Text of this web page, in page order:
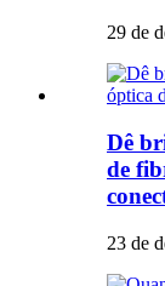
29 de
Dê
de
23 de